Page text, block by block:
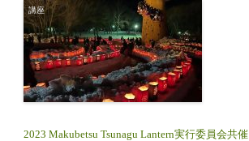
講座
2023 Makubetsu Tsunagu Lantern実行委員会共催